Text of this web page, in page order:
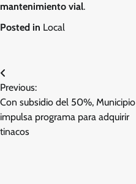
mantenimiento vial.
Posted in Local
Navegación
de
entradas
Previous:
Con subsidio del 50%, Municipio
impulsa programa para adquirir
tinacos